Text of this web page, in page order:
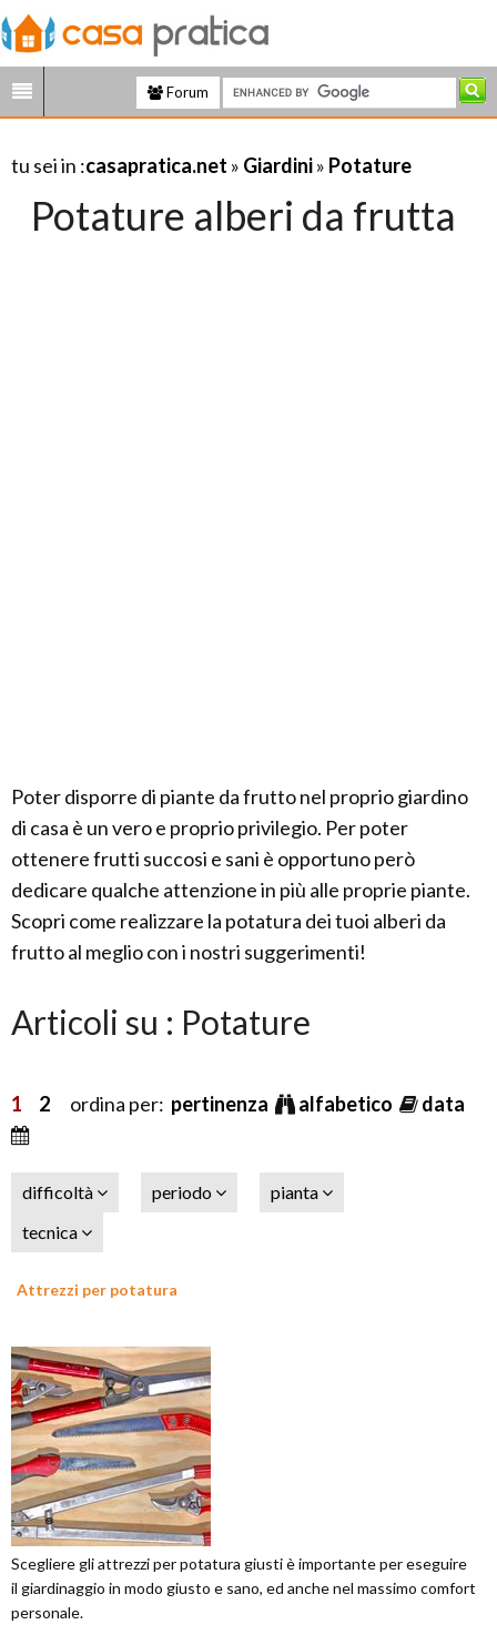
Forum
tu sei in :casapratica.net » Giardini» Potature
Potature alberi da frutta
Poter disporre di piante da frutto nel proprio giardino
di casa è un vero e proprio privilegio. Per poter
ottenere frutti succosi e sani è opportuno però
dedicare qualche attenzione in più alle proprie piante.
Scopri come realizzare la potatura dei tuoi alberi da
frutto al meglio con i nostri suggerimenti!
Articoli su : Potature
1 2 ordina per: pertinenza alfabetico data
difficoltà periodo
pianta
tecnica
Attrezzi per potatura
Scegliere gli attrezzi per potatura giusti è importante per eseguire
il giardinaggio in modo giusto e sano, ed anche nel massimo comfort
personale.